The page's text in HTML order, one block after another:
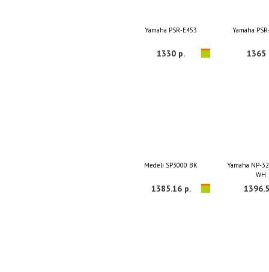
Yamaha PSR-E453
1330 р.
Yamaha
1365
Medeli SP3000 BK
1385.16 р.
Yamaha NP-
WH